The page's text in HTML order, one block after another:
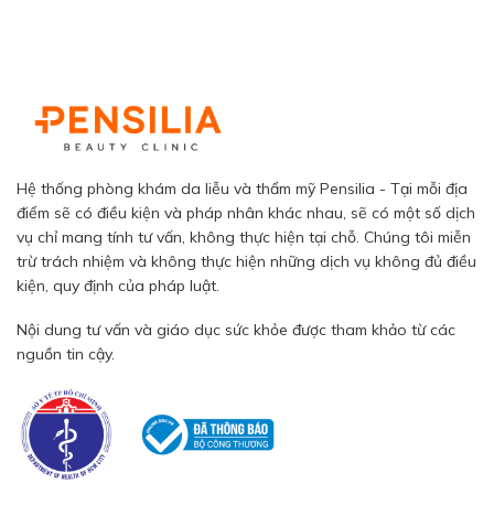
Hệ thống phòng khám da liễu và thẩm mỹ Pensilia - Tại mỗi địa
điểm sẽ có điều kiện và pháp nhân khác nhau, sẽ có một số dịch
vụ chỉ mang tính tư vấn, không thực hiện tại chỗ. Chúng tôi miễn
trừ trách nhiệm và không thực hiện những dịch vụ không đủ điều
kiện, quy định của pháp luật.
Nội dung tư vấn và giáo dục sức khỏe được tham khảo từ các
nguồn tin cậy.